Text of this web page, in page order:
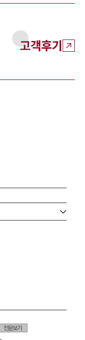
고객후기
전문보기